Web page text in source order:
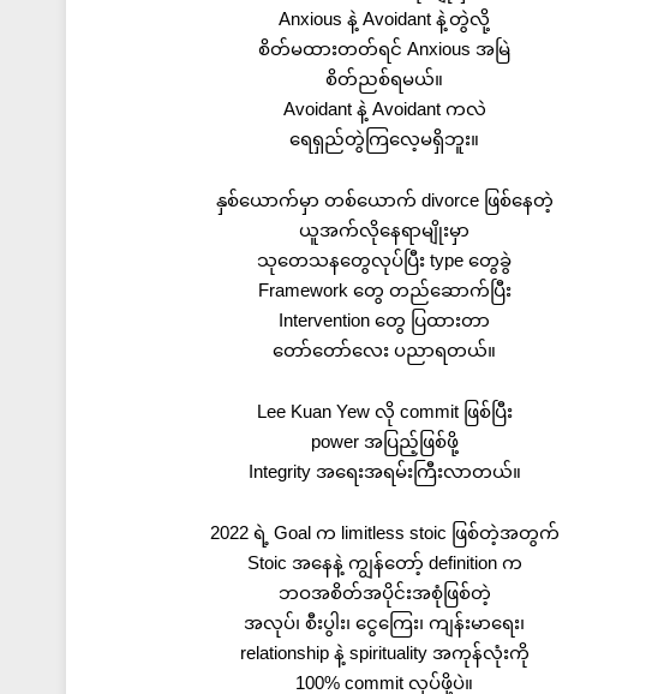
Anxious နဲ့ Avoidant နဲ့တွဲလို့
စိတ်မထားတတ်ရင် Anxious အမြဲ
စိတ်ညစ်ရမယ်။
Avoidant နဲ့ Avoidant ကလဲ
ရေရှည်တွဲကြလေ့မရှိဘူး။
နှစ်ယောက်မှာ တစ်ယောက် divorce ဖြစ်နေတဲ့
ယူအက်လိုနေရာမျိုးမှာ
သုတေသနတွေလုပ်ပြီး type တွေခွဲ
Framework တွေ တည်ဆောက်ပြီး
Intervention တွေ ပြထားတာ
တော်တော်လေး ပညာရတယ်။
Lee Kuan Yew လို commit ဖြစ်ပြီး
power အပြည့်ဖြစ်ဖို့
Integrity အရေးအရမ်းကြီးလာတယ်။
2022 ရဲ့ Goal က limitless stoic ဖြစ်တဲ့အတွက်
Stoic အနေနဲ့ ကျွန်တော့် definition က
ဘဝအစိတ်အပိုင်းအစုံဖြစ်တဲ့
အလုပ်၊ စီးပွါး၊ ငွေကြေး၊ ကျန်းမာရေး၊
relationship နဲ့ spirituality အကုန်လုံးကို
100% commit လုပ်ဖို့ပဲ။